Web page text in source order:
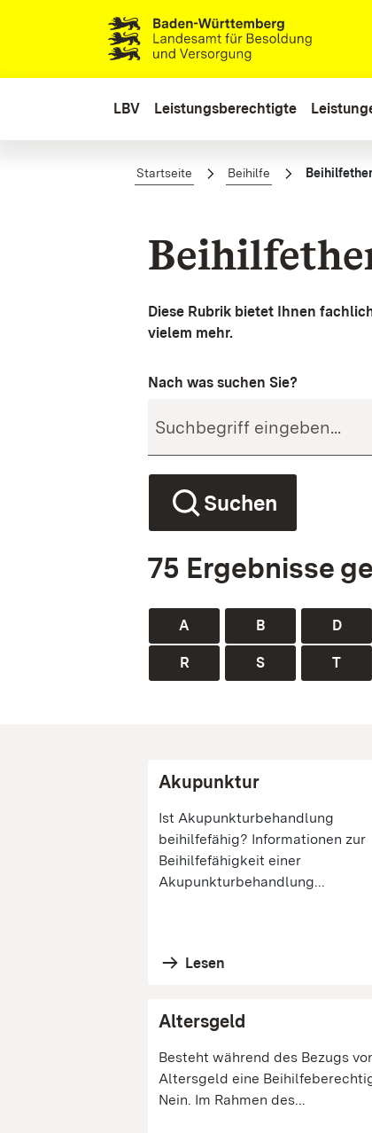
Zum Hauptinhalt springen
LBV Leistungsberechtigte
Startseite Beihilfe
Diese Rubrik bietet Ihnen
vielem mehr.
Nach was suchen Sie?
Suchen
75 Ergebnisse
A B D
R S T
Akupunktur
Ist Akupunkturbehandlung
beihilfefähig? Informationen zur
Beihilfefähigkeit einer
Akupunkturbehandlung...
Lesen
Altersgeld
Besteht während des Bezugs
Altersgeld eine
Nein. Im Rahmen des...